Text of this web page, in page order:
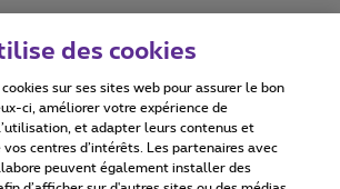
Accessibility statement
des cookies
sur ses sites web pour assurer le bon
ci, améliorer votre expérience de
et adapter leurs contenus et
centres d’intérêts. Les partenaires avec
peuvent également installer des